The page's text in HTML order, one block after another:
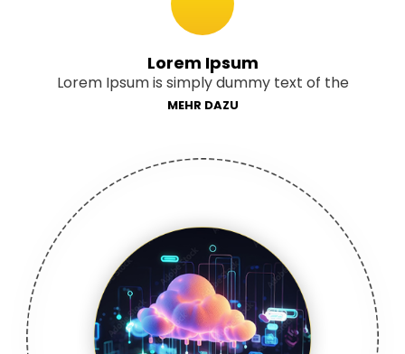
Lorem Ipsum
Lorem Ipsum is simply dummy text of the
MEHR DAZU